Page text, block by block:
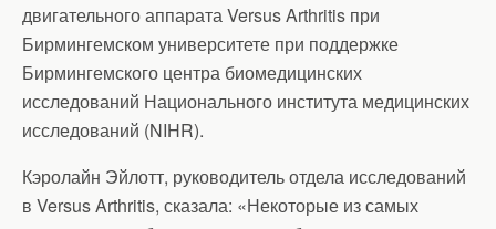
двигательного аппарата Versus Arthritis при
Бирмингемском университете при поддержке
Бирмингемского центра биомедицинских
исследований Национального института медицинских
исследований (NIHR).
Кэролайн Эйлотт, руководитель отдела исследований
в Versus Arthritis, сказала: «Некоторые из самых